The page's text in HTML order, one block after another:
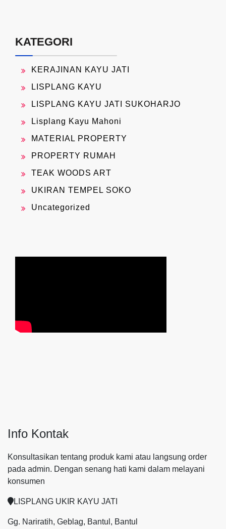
KATEGORI
KERAJINAN KAYU JATI
LISPLANG KAYU
LISPLANG KAYU JATI SUKOHARJO
Lisplang Kayu Mahoni
MATERIAL PROPERTY
PROPERTY RUMAH
TEAK WOODS ART
UKIRAN TEMPEL SOKO
Uncategorized
Info Kontak
Konsultasikan tentang produk kami atau langsung order
pada admin. Dengan senang hati kami dalam melayani
konsumen
LISPLANG UKIR KAYU JATI
Gg. Nariratih, Geblag, Bantul, Bantul